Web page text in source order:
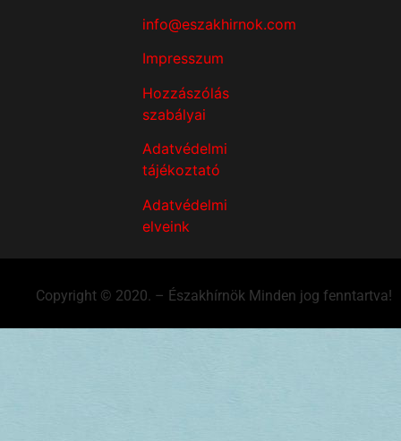
info@eszakhirnok.com
Impresszum
Hozzászólás
szabályai
Adatvédelmi
tájékoztató
Adatvédelmi
elveink
Copyright © 2020. – Északhírnök Minden jog fenntartva!